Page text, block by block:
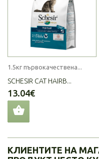
1.5кг първокачествена...
SCHESIR CAT HAIRB...
13.04€
КЛИЕНТИТЕ НА